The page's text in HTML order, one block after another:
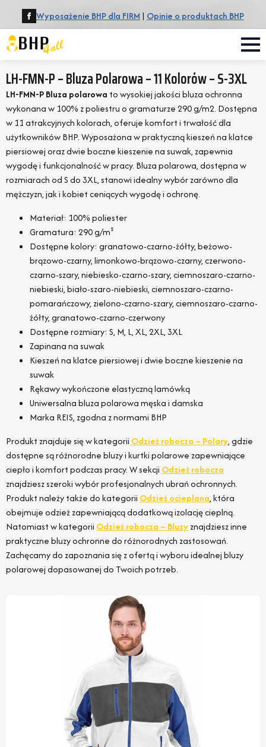
Wyposażenie BHP dla FIRM | Opinie o produktach BHP
LH-FMN-P – Bluza Polarowa – 11 Kolorów – S-3XL
LH-FMN-P Bluza polarowa to wysokiej jakości bluza ochronna
wykonana w 100% z poliestru o gramaturze 290 g/m2. Dostępna
w 11 atrakcyjnych kolorach, oferuje komfort i trwałość dla
użytkowników BHP. Wyposażona w praktyczną kieszeń na klatce
piersiowej oraz dwie boczne kieszenie na suwak, zapewnia
wygodę i funkcjonalność w pracy. Bluza polarowa, dostępna w
rozmiarach od S do 3XL, stanowi idealny wybór zarówno dla
mężczyzn, jak i kobiet ceniących wygodę i ochronę.
Materiał: 100% poliester
Gramatura: 290 g/m²
Dostępne kolory: granatowo-czarno-żółty, beżowo-
brązowo-czarny, limonkowo-brązowo-czarny, czerwono-
czarno-szary, niebiesko-czarno-szary, ciemnoszaro-czarno-
niebieski, biało-szaro-niebieski, ciemnoszaro-czarno-
pomarańczowy, zielono-czarno-szary, ciemnoszaro-czarno-
żółty, granatowo-czarno-czerwony
Dostępne rozmiary: S, M, L, XL, 2XL, 3XL
Zapinana na suwak
Kieszeń na klatce piersiowej i dwie boczne kieszenie na
suwak
Rękawy wykończone elastyczną lamówką
Uniwersalna bluza polarowa męska i damska
Marka REIS, zgodna z normami BHP
Produkt znajduje się w kategorii Odzież robocza – Polary, gdzie
dostępne są różnorodne bluzy i kurtki polarowe zapewniające
ciepło i komfort podczas pracy. W sekcji Odzież robocza
znajdziesz szeroki wybór profesjonalnych ubrań ochronnych.
Produkt należy także do kategorii Odzież ocieplana, która
obejmuje odzież zapewniającą dodatkową izolację cieplną.
Natomiast w kategorii Odzież robocza – Bluzyznajdziesz inne
praktyczne bluzy ochronne do różnorodnych zastosowań.
Zachęcamy do zapoznania się z ofertą i wyboru idealnej bluzy
polarowej dopasowanej do Twoich potrzeb.